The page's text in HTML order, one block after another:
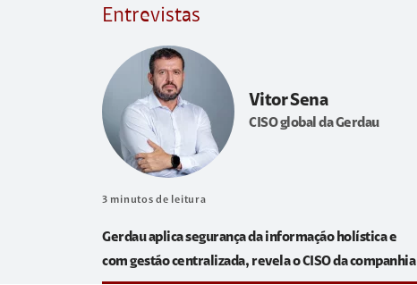
Entrevistas
Vitor Sena
CISO global da Gerdau
3 minutos de leitura
Gerdau aplica segurança da informação holística e
com gestão centralizada, revela o CISO da companhia